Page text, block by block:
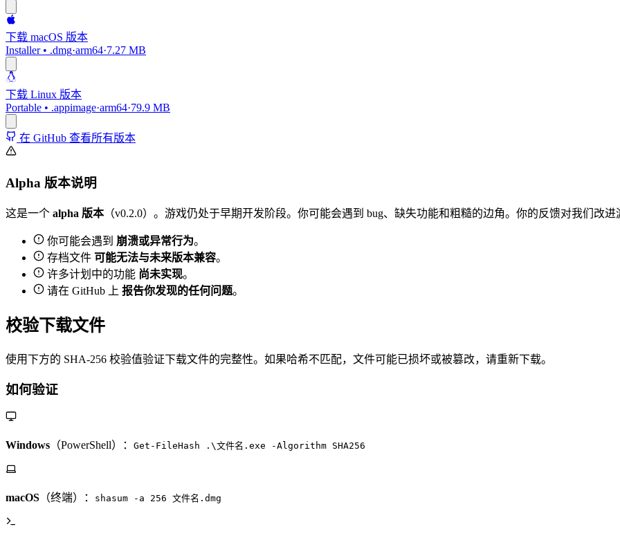
下载 macOS 版本
Installer • .dmg·arm64·7.27 MB
下载 Linux 版本
Portable • .appimage·arm64·79.9 MB
在 GitHub 查看所有版本
Alpha 版本说明
这是一个 alpha 版本（v0.2.0）。游戏仍处于早期开发阶段。你可能会遇到 bug、缺失功能和粗糙的边角。你的反馈对我们改进
你可能会遇到 崩溃或异常行为。
存档文件 可能无法与未来版本兼容。
许多计划中的功能 尚未实现。
请在 GitHub 上 报告你发现的任何问题。
校验下载文件
使用下方的 SHA-256 校验值验证下载文件的完整性。如果哈希不匹配，文件可能已损坏或被篡改，请重新下载。
如何验证
Windows （PowerShell）： Get-FileHash .\文件名.exe -Algorithm SHA256
macOS （终端）： shasum -a 256 文件名.dmg